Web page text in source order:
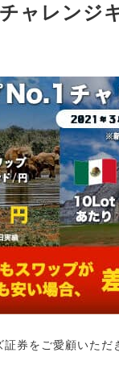
ャレンジ
券をご愛顧いただ